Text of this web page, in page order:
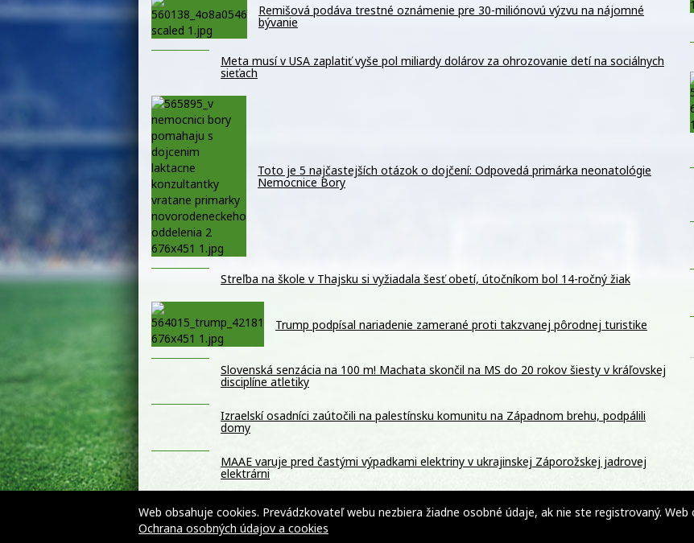
Remišová podáva trestné oznámenie pre 30-miliónovú výzvu na nájomné
bývanie
Meta musí v USA zaplatiť vyše pol miliardy dolárov za ohrozovanie detí na sociálnych
sieťach
Toto je 5 najčastejších otázok o dojčení: Odpovedá primárka neonatológie
Nemocnice Bory
Streľba na škole v Thajsku si vyžiadala šesť obetí, útočníkom bol 14-ročný žiak
Trump podpísal nariadenie zamerané proti takzvanej pôrodnej turistike
Slovenská senzácia na 100 m! Machata skončil na MS do 20 rokov šiesty v kráľovskej
disciplíne atletiky
Izraelskí osadníci zaútočili na palestínsku komunitu na Západnom brehu, podpálili
domy
MAAE varuje pred častými výpadkami elektriny v ukrajinskej Záporožskej jadrovej
elektrárni
Slováci využívajú Wolt aj v zahraničí, počet objednávok stúpol takmer 17-násobne
Web obsahuje cookies. Prevádzkovateľ webu nezbiera žiadne osobné údaje, ak nie ste registrovaný.
Ochrana osobných údajov a cookies